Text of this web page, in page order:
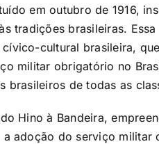
em outubro de 1916,
tradições brasileiras.
cultural brasileira,
militar obrigatório no
brasileiros de todas as
Hino à Bandeira,
adoção do serviço